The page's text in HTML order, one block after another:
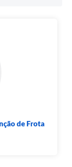
de Frota